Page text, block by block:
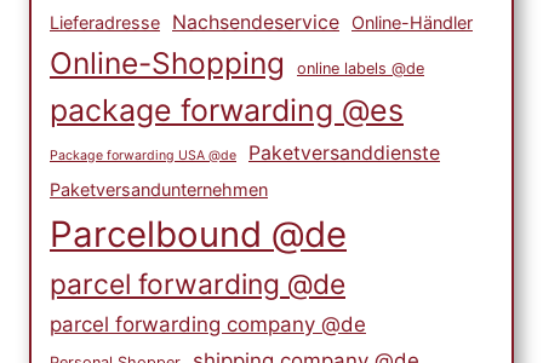
Lieferadresse Nachsendeservice Online-Händler
Online-Shopping online labels @de
package forwarding @es
Package forwarding USA @de Paketversanddienste
Paketversandunternehmen
Parcelbound @de
parcel forwarding @de
parcel forwarding company @de